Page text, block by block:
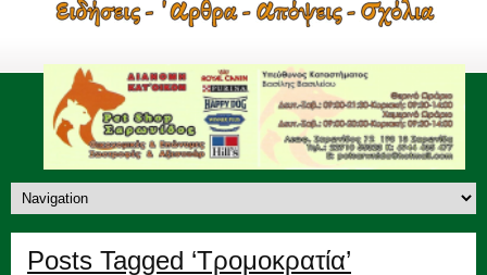
Posts Tagged ‘Τρομοκρατία’